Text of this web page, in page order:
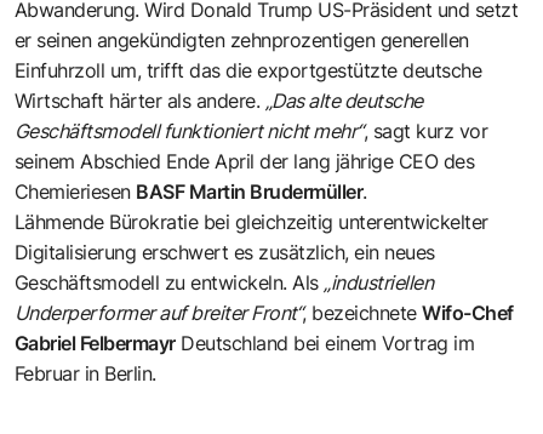
Abwanderung. Wird Donald Trump US-Präsident und setzt
er seinen angekündigten zehnprozentigen generellen
Einfuhrzoll um, trifft das die exportgestützte deutsche
Wirtschaft härter als andere. „Das alte deutsche
Geschäftsmodell funktioniert nicht mehr“, sagt kurz vor
seinem Abschied Ende April der lang jährige CEO des
Chemieriesen BASF Martin Brudermüller.
Lähmende Bürokratie bei gleichzeitig unterentwickelter
Digitalisierung erschwert es zusätzlich, ein neues
Geschäftsmodell zu entwickeln. Als „industriellen
Underperformer auf breiter Front“, bezeichneteWifo-Chef
Gabriel Felbermayr Deutschland bei einem Vortrag im
Februar in Berlin.